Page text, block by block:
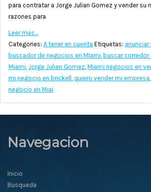
para contratar a Jorge Julian Gomez y vender su
razones para
Leer mas…
Categories: A tener en cuenta Etiquetas:
buscador de negocios en MIami, buscar corredor
Miami, Jorge Julian Gomez, Miami negocios en
mi negocio en brickell , quiero vender mi empresa,
negocio en Miai
Navegacion
Inicio
Busqueda